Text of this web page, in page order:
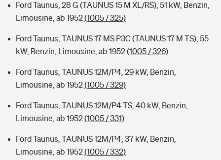
Ford Taunus, 28 G (TAUNUS 15 M XL/RS), 51 kW, Benzin,
Limousine, ab 1952(1005 / 325)
Ford Taunus, TAUNUS 17 MS P3C (TAUNUS 17 M TS), 55
kW, Benzin, Limousine, ab 1952(1005 / 326)
Ford Taunus, TAUNUS 12M/P4, 29 kW, Benzin,
Limousine, ab 1952(1005 / 329)
Ford Taunus, TAUNUS 12M/P4 TS, 40 kW, Benzin,
Limousine, ab 1952(1005 / 331)
Ford Taunus, TAUNUS 12M/P4, 37 kW, Benzin,
Limousine, ab 1952(1005 / 332)